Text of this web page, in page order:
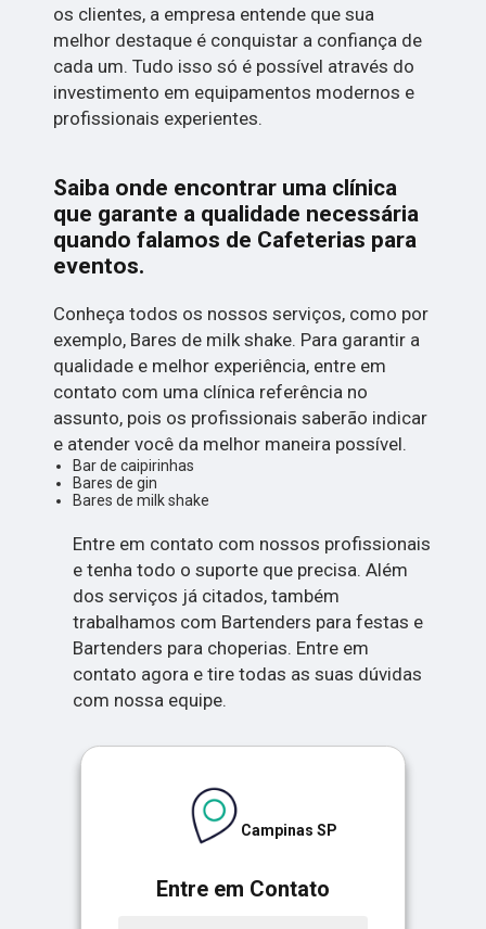
os clientes, a empresa entende que sua
melhor destaque é conquistar a confiança de
cada um. Tudo isso só é possível através do
investimento em equipamentos modernos e
profissionais experientes.
Saiba onde encontrar uma clínica
que garante a qualidade necessária
quando falamos de Cafeterias para
eventos.
Conheça todos os nossos serviços, como por
exemplo, Bares de milk shake. Para garantir a
qualidade e melhor experiência, entre em
contato com uma clínica referência no
assunto, pois os profissionais saberão indicar
e atender você da melhor maneira possível.
Bar de caipirinhas
Bares de gin
Bares de milk shake
Entre em contato com nossos profissionais
e tenha todo o suporte que precisa. Além
dos serviços já citados, também
trabalhamos com Bartenders para festas e
Bartenders para choperias. Entre em
contato agora e tire todas as suas dúvidas
com nossa equipe.
Entre em Contato
Campinas SP